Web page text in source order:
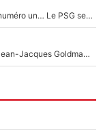
Suzuki recruté, Chevalier veut se battre, Safonov numéro un… Le PSG se lance encore dans un gros chantier pour le poste de gardien de but
Un documentaire avec Zinedine Zidane : Comme Jean-Jacques Goldman et Mylène Farmer, le nouveau sélectionneur de l'équipe de France a recalé une journaliste très connue